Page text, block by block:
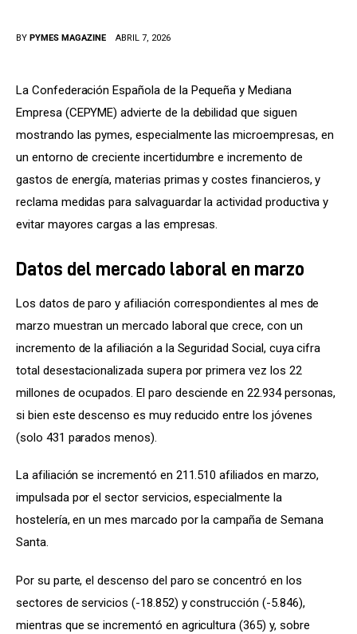
BY PYMES MAGAZINE ABRIL 7, 2026
La Confederación Española de la Pequeña y Mediana
Empresa (CEPYME) advierte de la debilidad que siguen
mostrando las pymes, especialmente las microempresas, en
un entorno de creciente incertidumbre e incremento de
gastos de energía, materias primas y costes financieros, y
reclama medidas para salvaguardar la actividad productiva y
evitar mayores cargas a las empresas.
Datos del mercado laboral en marzo
Los datos de paro y afiliación correspondientes al mes de
marzo muestran un mercado laboral que crece, con un
incremento de la afiliación a la Seguridad Social, cuya cifra
total desestacionalizada supera por primera vez los 22
millones de ocupados. El paro desciende en 22.934 personas,
si bien este descenso es muy reducido entre los jóvenes
(solo 431 parados menos).
La afiliación se incrementó en 211.510 afiliados en marzo,
impulsada por el sector servicios, especialmente la
hostelería, en un mes marcado por la campaña de Semana
Santa.
Por su parte, el descenso del paro se concentró en los
sectores de servicios (-18.852) y construcción (-5.846),
mientras que se incrementó en agricultura (365) y, sobre